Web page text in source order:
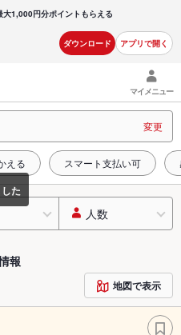
大1,000円分ポイントもらえる
ダウンロード アプリで開く
マイメニュー
変更
える スマート支払い可
人数
報
地図で表示